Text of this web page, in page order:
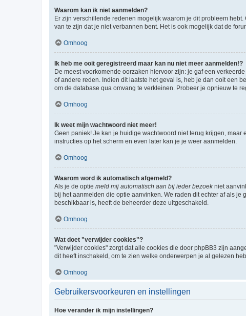
Waarom kan ik niet aanmelden?
Er zijn verschillende redenen mogelijk waarom je dit probleem
van te zijn dat je niet verbannen bent. Het is ook mogelijk dat de
Omhoog
Ik heb me ooit geregistreerd maar kan nu niet meer aanmelden!?
De meest voorkomende oorzaken hiervoor zijn: je gaf een
of andere reden. Indien dit laatste het geval is, heb je dan ooit een
om de database qua omvang te verkleinen. Probeer je opnieuw te
Omhoog
Ik weet mijn wachtwoord niet meer!
Geen paniek! Je kan je huidige wachtwoord niet terug krijgen,
instructies op het scherm en even later kan je je weer aanmelden.
Omhoog
Waarom word ik automatisch afgemeld?
Als je de optie meld mij automatisch aan bij ieder bezoekniet
bij het aanmelden die optie aanvinken. We raden dit echter af als
beschikbaar is, heeft de beheerder deze uitgeschakeld.
Omhoog
Wat doet "verwijder cookies"?
"Verwijder cookies" zorgt dat alle cookies die door phpBB3 zijn
dit heeft inschakeld, om te zien welke onderwerpen je al gelezen
Omhoog
Gebruikersvoorkeuren en instellingen
Hoe verander ik mijn instellingen?